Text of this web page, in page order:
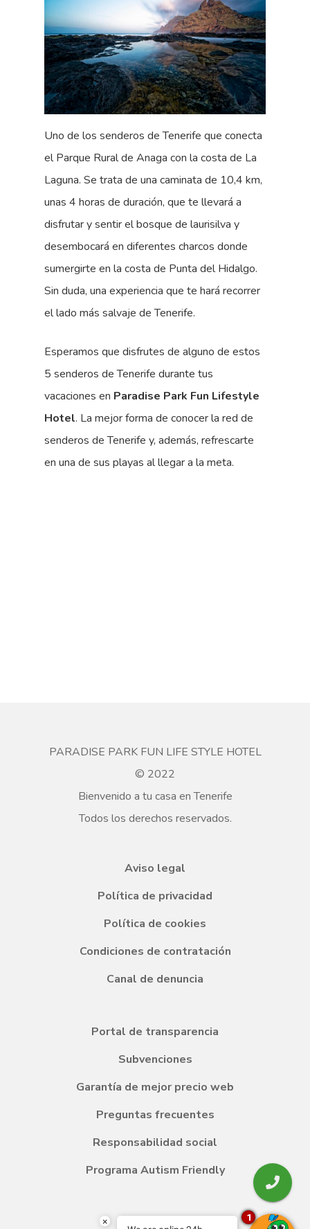
Uno de los senderos de Tenerife que conecta
el Parque Rural de Anaga con la costa de La
Laguna. Se trata de una caminata de 10,4 km,
unas 4 horas de duración, que te llevará a
disfrutar y sentir el bosque de laurisilva y
desembocará en diferentes charcos donde
sumergirte en la costa de Punta del Hidalgo.
Sin duda, una experiencia que te hará recorrer
el lado más salvaje de Tenerife.
Esperamos que disfrutes de alguno de estos
5 senderos de Tenerife durante tus
vacaciones en Paradise Park Fun Lifestyle
Hotel. La mejor forma de conocer la red de
senderos de Tenerife y, además, refrescarte
en una de sus playas al llegar a la meta.
PARADISE PARK FUN LIFE STYLE HOTEL
© 2022
Bienvenido a tu casa en Tenerife
Todos los derechos reservados.
Aviso legal
Política de privacidad
Política de cookies
Condiciones de contratación
Canal de denuncia
Portal de transparencia
Subvenciones
Garantía de mejor precio web
Preguntas frecuentes
Responsabilidad social
Programa Autism Friendly
× 1